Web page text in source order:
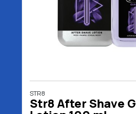
STR8
Str8 After Shave